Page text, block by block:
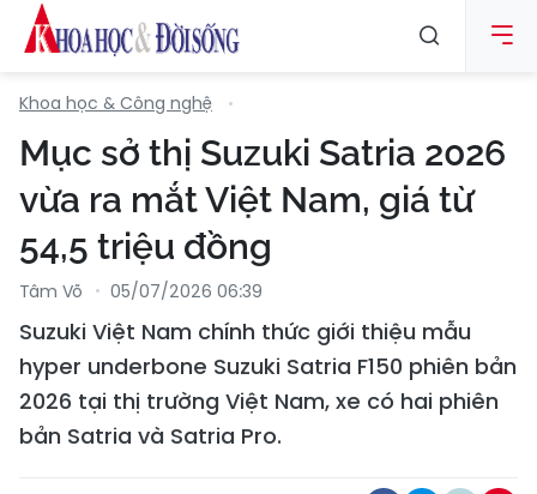
Khoa học & Công nghệ
Mục sở thị Suzuki Satria 2026
vừa ra mắt Việt Nam, giá từ
54,5 triệu đồng
Tâm Võ 05/07/2026 06:39
Suzuki Việt Nam chính thức giới thiệu mẫu
hyper underbone Suzuki Satria F150 phiên bản
2026 tại thị trường Việt Nam, xe có hai phiên
bản Satria và Satria Pro.